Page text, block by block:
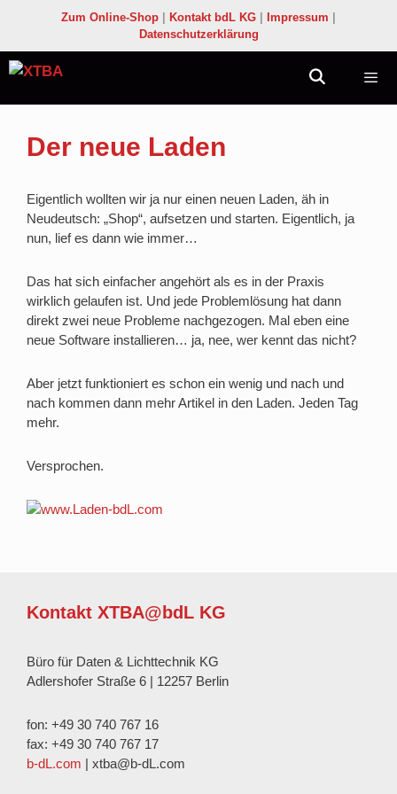
Zum Online-Shop Kontakt bdL KG Impressum
Datenschutzerklärung
Der neue Laden
Eigentlich wollten wir ja nur einen neuen Laden, äh in
Neudeutsch: „Shop“, aufsetzen und starten. Eigentlich, ja
nun, lief es dann wie immer…
Das hat sich einfacher angehört als es in der Praxis
wirklich gelaufen ist. Und jede Problemlösung hat dann
direkt zwei neue Probleme nachgezogen. Mal eben eine
neue Software installieren… ja, nee, wer kennt das nicht?
Aber jetzt funktioniert es schon ein wenig und nach und
nach kommen dann mehr Artikel in den Laden. Jeden Tag
mehr.
Versprochen.
Kontakt XTBA@bdL KG
Büro für Daten & Lichttechnik KG
Adlershofer Straße 6 | 12257 Berlin
fon: +49 30 740 767 16
fax: +49 30 740 767 17
b-dL.com | xtba@b-dL.com